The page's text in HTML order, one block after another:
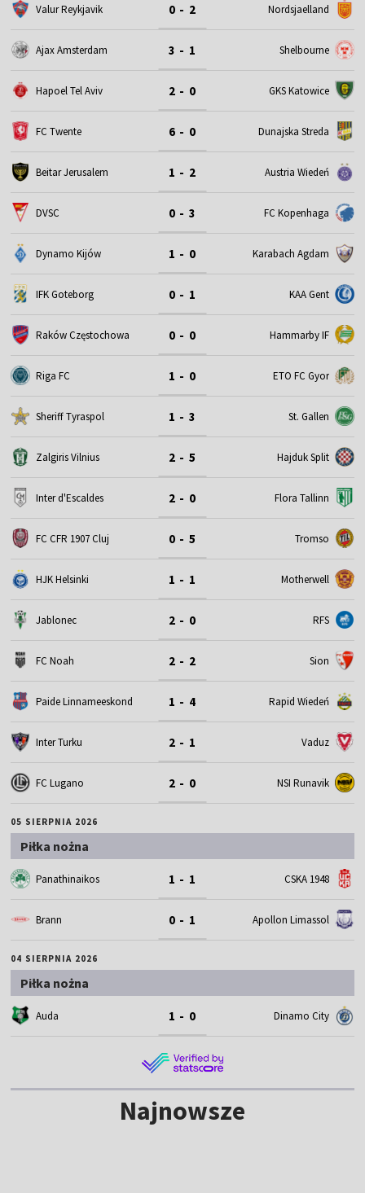
Valur Reykjavik 0 - 2 Nordsjaelland
Ajax Amsterdam 3 - 1 Shelbourne
Hapoel Tel Aviv 2 - 0 GKS Katowice
FC Twente 6 - 0 Dunajska Streda
Beitar Jerusalem 1 - 2 Austria Wiedeń
DVSC 0 - 3 FC Kopenhaga
Dynamo Kijów 1 - 0 Karabach Agdam
IFK Goteborg 0 - 1 KAA Gent
Raków Częstochowa 0 - 0 Hammarby IF
Riga FC 1 - 0 ETO FC Gyor
Sheriff Tyraspol 1 - 3 St. Gallen
Zalgiris Vilnius 2 - 5 Hajduk Split
Inter d'Escaldes 2 - 0 Flora Tallinn
FC CFR 1907 Cluj 0 - 5 Tromso
HJK Helsinki 1 - 1 Motherwell
Jablonec 2 - 0 RFS
FC Noah 2 - 2 Sion
Paide Linnameeskond 1 - 4 Rapid Wiedeń
Inter Turku 2 - 1 Vaduz
FC Lugano 2 - 0 NSI Runavik
05 SIERPNIA 2026
Piłka nożna
Panathinaikos 1 - 1 CSKA 1948
Brann 0 - 1 Apollon Limassol
04 SIERPNIA 2026
Piłka nożna
Auda 1 - 0 Dinamo City
Najnowsze